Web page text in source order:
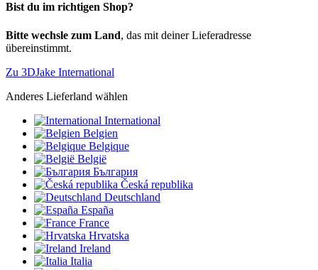
Bist du im richtigen Shop?
Bitte wechsle zum Land, das mit deiner Lieferadresse
übereinstimmt.
Zu 3DJake International
Anderes Lieferland wählen
International
Belgien
Belgique
België
България
Česká republika
Deutschland
España
France
Hrvatska
Ireland
Italia